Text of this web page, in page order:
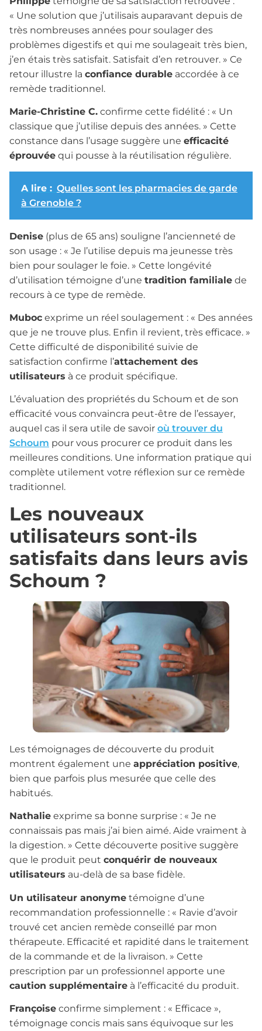
« Une solution que j’utilisais auparavant depuis de
très nombreuses années pour soulager des
problèmes digestifs et qui me soulageait très bien,
j’en étais très satisfait. Satisfait d’en retrouver. » Ce
retour illustre la confiance durable accordée à ce
remède traditionnel.
Marie-Christine C. confirme cette fidélité : « Un
classique que j’utilise depuis des années. » Cette
constance dans l’usage suggère une efficacité
éprouvée qui pousse à la réutilisation régulière.
A lire : Quelles sont les pharmacies de garde
à Grenoble ?
Denise (plus de 65 ans) souligne l’ancienneté de
son usage : « Je l’utilise depuis ma jeunesse très
bien pour soulager le foie. » Cette longévité
d’utilisation témoigne d’une tradition familiale de
recours à ce type de remède.
Muboc exprime un réel soulagement : « Des années
que je ne trouve plus. Enfin il revient, très efficace. »
Cette difficulté de disponibilité suivie de
satisfaction confirme l’attachement des
utilisateurs à ce produit spécifique.
L’évaluation des propriétés du Schoum et de son
efficacité vous convaincra peut-être de l’essayer,
auquel cas il sera utile de savoir où trouver du
Schoum pour vous procurer ce produit dans les
meilleures conditions. Une information pratique qui
complète utilement votre réflexion sur ce remède
traditionnel.
Les nouveaux
utilisateurs sont-ils
satisfaits dans leurs avis
Schoum ?
Les témoignages de découverte du produit
montrent également une appréciation positive,
bien que parfois plus mesurée que celle des
habitués.
Nathalie exprime sa bonne surprise : « Je ne
connaissais pas mais j’ai bien aimé. Aide vraiment à
la digestion. » Cette découverte positive suggère
que le produit peut conquérir de nouveaux
utilisateurs au-delà de sa base fidèle.
Un utilisateur anonyme témoigne d’une
recommandation professionnelle : « Ravie d’avoir
trouvé cet ancien remède conseillé par mon
thérapeute. Efficacité et rapidité dans le traitement
de la commande et de la livraison. » Cette
prescription par un professionnel apporte une
caution supplémentaire à l’efficacité du produit.
Françoise confirme simplement : « Efficace »,
témoignage concis mais sans équivoque sur les